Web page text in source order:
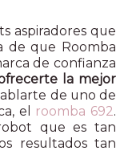
aspiradores que
de que Roomba
de confianza
la mejor
de uno de
el roomba 692.
que es tan
resultados tan